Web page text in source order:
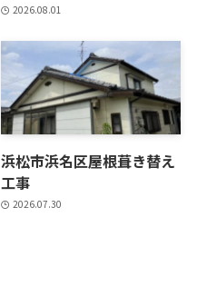
2026.08.01
浜松市浜名区屋根葺き替え
工事
2026.07.30